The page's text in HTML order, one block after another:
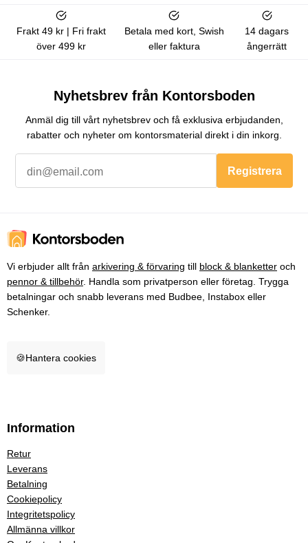
Frakt 49 kr | Fri frakt
över 499 kr
Betala med kort, Swish
eller faktura
14 dagars
ångerrätt
Nyhetsbrev från Kontorsboden
Anmäl dig till vårt nyhetsbrev och få exklusiva erbjudanden,
rabatter och nyheter om kontorsmaterial direkt i din inkorg.
Registrera
Vi erbjuder allt från arkivering & förvaring till block & blanketter och
pennor & tillbehör. Handla som privatperson eller företag. Trygga
betalningar och snabb leverans med Budbee, Instabox eller
Schenker.
🍪Hantera cookies
Information
Retur
Leverans
Betalning
Cookiepolicy
Integritetspolicy
Allmänna villkor